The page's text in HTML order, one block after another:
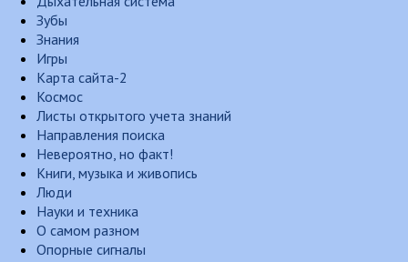
Зубы
Знания
Игры
Карта сайта-2
Космос
Листы открытого учета знаний
Направления поиска
Невероятно, но факт!
Книги, музыка и живопись
Люди
Науки и техника
О самом разном
Опорные сигналы